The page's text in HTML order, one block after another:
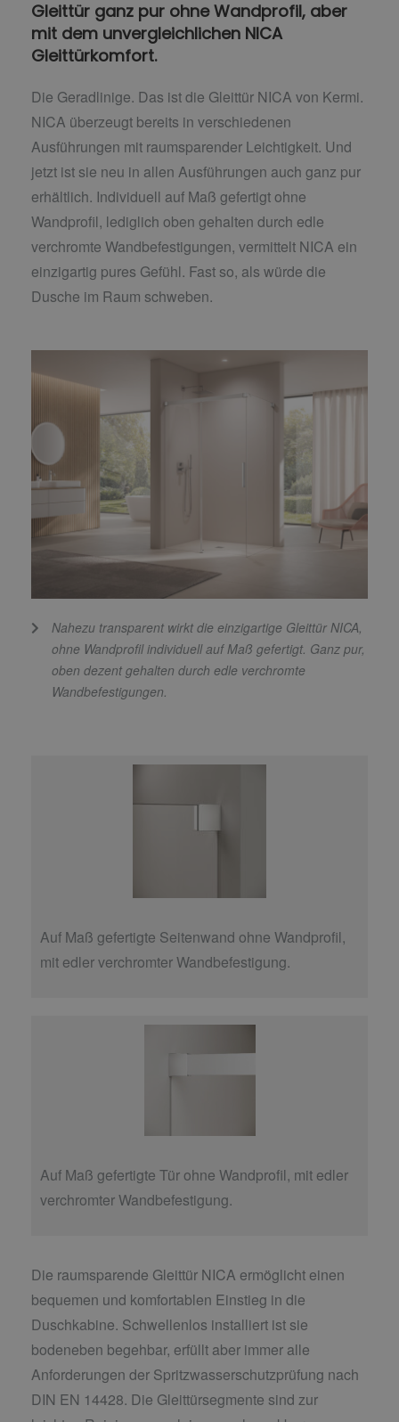
Gleittür ganz pur ohne Wandprofil, aber
mit dem unvergleichlichen NICA
Gleittürkomfort.
Die Geradlinige. Das ist die Gleittür NICA von Kermi.
NICA überzeugt bereits in verschiedenen
Ausführungen mit raumsparender Leichtigkeit. Und
jetzt ist sie neu in allen Ausführungen auch ganz pur
erhältlich. Individuell auf Maß gefertigt ohne
Wandprofil, lediglich oben gehalten durch edle
verchromte Wandbefestigungen, vermittelt NICA ein
einzigartig pures Gefühl. Fast so, als würde die
Dusche im Raum schweben.
Nahezu transparent wirkt die einzigartige Gleittür NICA,
ohne Wandprofil individuell auf Maß gefertigt. Ganz pur,
oben dezent gehalten durch edle verchromte
Wandbefestigungen.
Auf Maß gefertigte Seitenwand ohne Wandprofil,
mit edler verchromter Wandbefestigung.
Auf Maß gefertigte Tür ohne Wandprofil, mit edler
verchromter Wandbefestigung.
Die raumsparende Gleittür NICA ermöglicht einen
bequemen und komfortablen Einstieg in die
Duschkabine. Schwellenlos installiert ist sie
bodeneben begehbar, erfüllt aber immer alle
Anforderungen der Spritzwasserschutzprüfung nach
DIN EN 14428. Die Gleittürsegmente sind zur